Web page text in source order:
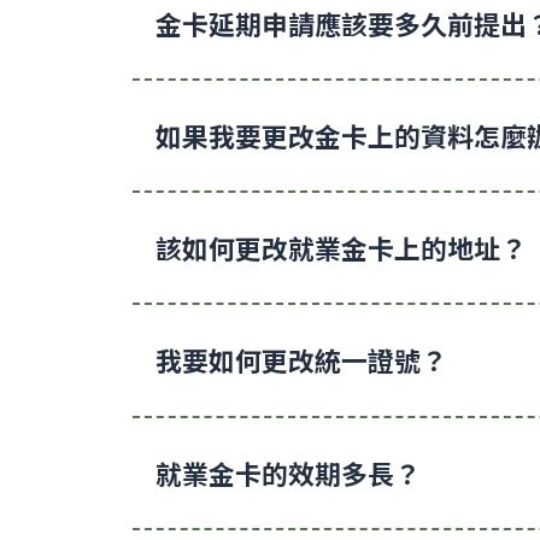
金卡延期申請應該要多久前提出
如果我要更改金卡上的資料怎麼
該如何更改就業金卡上的地址？
我要如何更改統一證號？
就業金卡的效期多長？